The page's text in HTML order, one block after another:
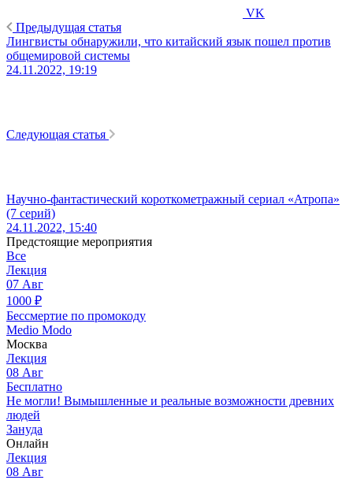
VK
Предыдущая статья
Лингвисты обнаружили, что китайский язык пошел против
общемировой системы
24.11.2022, 19:19
Следующая статья
Научно-фантастический короткометражный сериал «Атропа»
(7 серий)
24.11.2022, 15:40
Предстоящие мероприятия
Все
Лекция
07 Авг
1000 ₽
Бессмертие по промокоду
Medio Modo
Москва
Лекция
08 Авг
Бесплатно
Не могли! Вымышленные и реальные возможности древних
людей
Зануда
Онлайн
Лекция
08 Авг